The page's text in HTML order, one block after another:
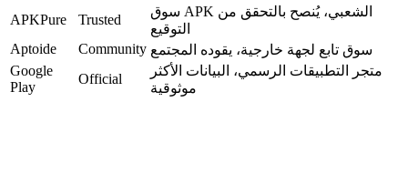
APKPure
Trusted
سوق APK الشعبي، يُنصح بالتحقق من
التوقيع
Aptoide
Community سوق تابع لجهة خارجية، يقوده المجتمع
Google
Play
Official
متجر التطبيقات الرسمي، البيانات الأكثر
موثوقية